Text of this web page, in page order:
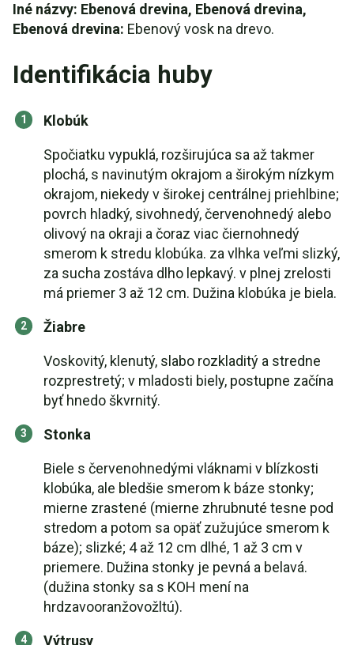
Iné názvy: Ebenová drevina, Ebenová drevina,
Ebenová drevina: Ebenový vosk na drevo.
Identifikácia huby
Klobúk
Spočiatku vypuklá, rozširujúca sa až takmer
plochá, s navinutým okrajom a širokým nízkym
okrajom, niekedy v širokej centrálnej priehlbine;
povrch hladký, sivohnedý, červenohnedý alebo
olivový na okraji a čoraz viac čiernohnedý
smerom k stredu klobúka. za vlhka veľmi slizký,
za sucha zostáva dlho lepkavý. v plnej zrelosti
má priemer 3 až 12 cm. Dužina klobúka je biela.
Žiabre
Voskovitý, klenutý, slabo rozkladitý a stredne
rozprestretý; v mladosti biely, postupne začína
byť hnedo škvrnitý.
Stonka
Biele s červenohnedými vláknami v blízkosti
klobúka, ale bledšie smerom k báze stonky;
mierne zrastené (mierne zhrubnuté tesne pod
stredom a potom sa opäť zužujúce smerom k
báze); slizké; 4 až 12 cm dlhé, 1 až 3 cm v
priemere. Dužina stonky je pevná a belavá.
(dužina stonky sa s KOH mení na
hrdzavooranžovožltú).
Výtrusy